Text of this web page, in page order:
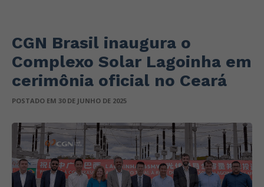
CGN Brasil inaugura o
Complexo Solar Lagoinha em
cerimônia oficial no Ceará
POSTADO EM 30 DE JUNHO DE 2025